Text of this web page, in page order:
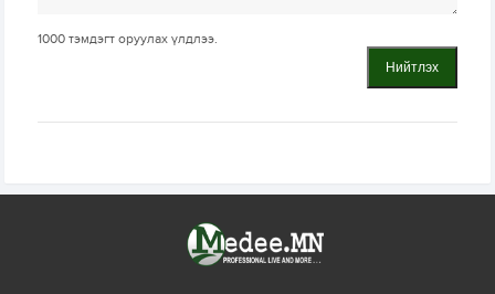
1000 тэмдэгт оруулах үлдлээ.
Нийтлэх